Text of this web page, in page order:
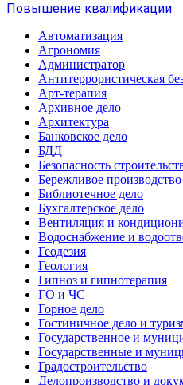
Повышение квалификации
Автоматизация
Агрономия
Администратор
Антитеррористическая
Арт-терапия
Архивное дело
Архитектура
Банковское дело
БДД
Безопасность
Бережливое производство
Библиотечное дело
Бухгалтерское дело
Вентиляция и
Водоснабжение и
Геодезия
Геология
Гипноз и гипнотерапия
ГО и ЧС
Горное дело
Гостиничное дело и
Государственное и
Государственные и
Градостроительство
Делопроизводство и